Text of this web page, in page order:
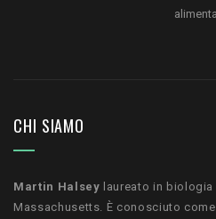
CHI SIAMO
Martin Halsey laureato in biologia
Massachusetts. È conosciuto